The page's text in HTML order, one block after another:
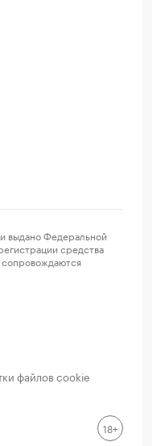
выдано Федеральной
средства
файлов cookie
18+